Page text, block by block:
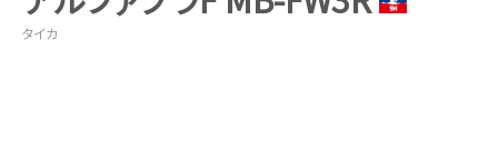
タイカ